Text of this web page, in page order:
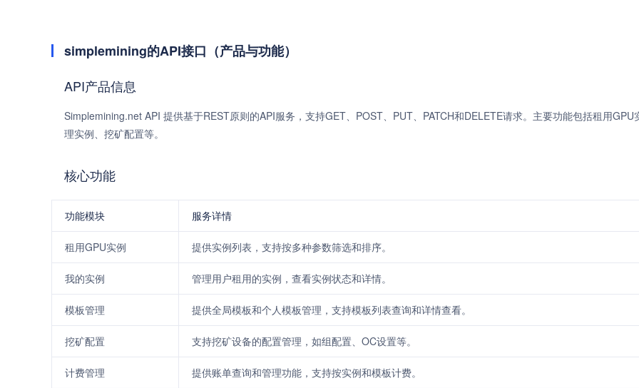
simplemining的API接口（产品与功能）
API产品信息
Simplemining.net API 提供基于REST原则的API服务，支持GET、POST、PUT、PATCH和DELETE请求。主要功能包括租用GPU
理实例、挖矿配置等。
核心功能
功能模块 服务详情
租用GPU实例 提供实例列表，支持按多种参数筛选和排序。
我的实例 管理用户租用的实例，查看实例状态和详情。
模板管理 提供全局模板和个人模板管理，支持模板列表查询和详情查看。
挖矿配置 支持挖矿设备的配置管理，如组配置、OC设置等。
计费管理 提供账单查询和管理功能，支持按实例和模板计费。